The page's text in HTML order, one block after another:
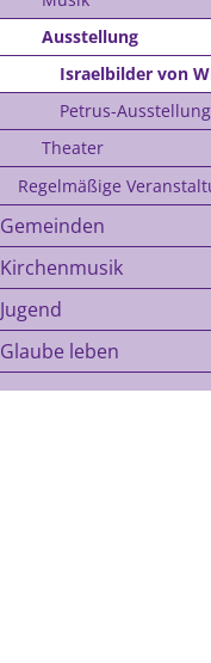
Ausstellung
Israelbilder von
Petrus-Ausstellung
Theater
Regelmäßige
Gemeinden
Kirchenmusik
Jugend
Glaube leben